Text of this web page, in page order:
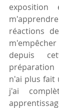
réactions
depuis
n'ai plus fait
j'ai